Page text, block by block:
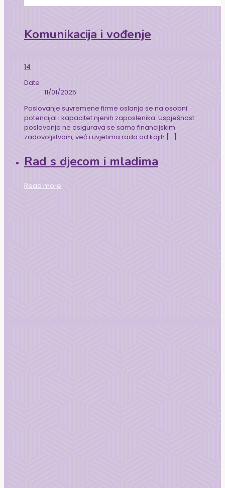
Komunikacija i vođenje
14
Date
11/01/2025
Poslovanje suvremene firme oslanja se na osobni
potencijal i kapacitet njenih zaposlenika. Uspješnost
poslovanja ne osigurava se samo financijskim
zadovoljstvom, već i uvjetima rada od kojih […]
Rad s djecom i mladima
Read more